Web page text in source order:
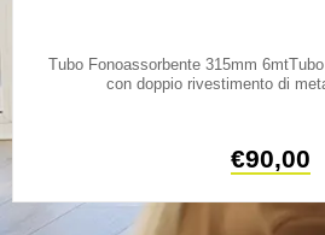
Tubo Fonoassorbente 315mm
con doppio rivestimento di
€90,00